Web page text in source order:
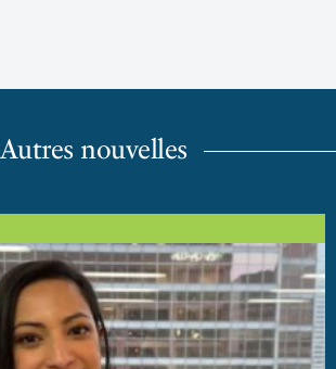
Autres nouvelles